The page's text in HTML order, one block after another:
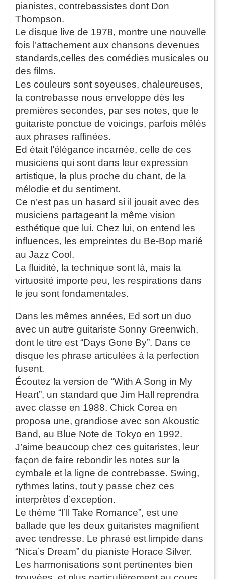
pianistes, contrebassistes dont Don
Thompson.
Le disque live de 1978, montre une nouvelle
fois l’attachement aux chansons devenues
standards,celles des comédies musicales ou
des films.
Les couleurs sont soyeuses, chaleureuses,
la contrebasse nous enveloppe dès les
premières secondes, par ses notes, que le
guitariste ponctue de voicings, parfois mêlés
aux phrases raffinées.
Ed était l’élégance incarnée, celle de ces
musiciens qui sont dans leur expression
artistique, la plus proche du chant, de la
mélodie et du sentiment.
Ce n’est pas un hasard si il jouait avec des
musiciens partageant la même vision
esthétique que lui. Chez lui, on entend les
influences, les empreintes du Be-Bop marié
au Jazz Cool.
La fluidité, la technique sont là, mais la
virtuosité importe peu, les respirations dans
le jeu sont fondamentales.
Dans les mêmes années, Ed sort un duo
avec un autre guitariste Sonny Greenwich,
dont le titre est “Days Gone By”. Dans ce
disque les phrase articulées à la perfection
fusent.
Écoutez la version de “With A Song in My
Heart”, un standard que Jim Hall reprendra
avec classe en 1988. Chick Corea en
proposa une, grandiose avec son Akoustic
Band, au Blue Note de Tokyo en 1992.
J’aime beaucoup chez ces guitaristes, leur
façon de faire rebondir les notes sur la
cymbale et la ligne de contrebasse. Swing,
rythmes latins, tout y passe chez ces
interprètes d’exception.
Le thème “I’ll Take Romance”, est une
ballade que les deux guitaristes magnifient
avec tendresse. Le phrasé est limpide dans
“Nica’s Dream” du pianiste Horace Silver.
Les harmonisations sont pertinentes bien